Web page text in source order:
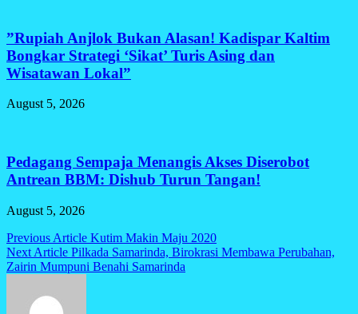
​”Rupiah Anjlok Bukan Alasan! Kadispar Kaltim
Bongkar Strategi ‘Sikat’ Turis Asing dan
Wisatawan Lokal”
August 5, 2026
Pedagang Sempaja Menangis Akses Diserobot
Antrean BBM: Dishub Turun Tangan!
August 5, 2026
Post
navigation
Previous Article Kutim Makin Maju 2020
Next Article Pilkada Samarinda, Birokrasi Membawa Perubahan,
Zairin Mumpuni Benahi Samarinda